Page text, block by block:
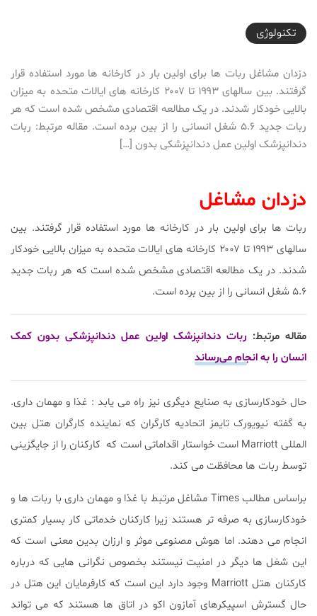
2018-09-27T11:19:28+03:30
تکنولوژی
دزدان مشاغل ربات ها برای اولین بار در کارخانه ها مورد استفاده قرار
گرفتند. بین سالهای ۱۹۹۳ تا ۲۰۰۷ کارخانه های ایالات متحده به میزان
بالایی خودکار شدند. در یک مطالعه اقتصادی مشخص شده است که هر
ربات جدید ۵.۶ شغل انسانی را از بین برده است. مقاله مرتبط: ربات
دندانپزشک اولین عمل دندانپزشکی بدون […]
دزدان مشاغل
ربات ها برای اولین بار در کارخانه ها مورد استفاده قرار گرفتند. بین
سالهای ۱۹۹۳ تا ۲۰۰۷ کارخانه های ایالات متحده به میزان بالایی خودکار
شدند. در یک مطالعه اقتصادی مشخص شده است که هر ربات جدید
۵.۶ شغل انسانی را از بین برده است.
مقاله مرتبط: ربات دندانپزشک اولین عمل دندانپزشکی بدون کمک
انسان را به انجام می‌رساند
حال خودکارسازی به صنایع دیگری نیز راه می یابد : غذا و مهمان داری.
به گفته نیویورک تایمز اتحادیه کارگران که نماینده کارگران هتل بین
المللیMarriott است خواستار اقداماتی است که کارکنان را از جایگزینی
توسط ربات ها محافظت می کند.
براساس مطالب Times مشاغل مرتبط با غذا و مهمان داری با ربات ها و
خودکارسازی به صرفه تر هستند زیرا کارکنان خدماتی کار بسیار کمتری
انجام می دهند. اما هوش مصنوعی موثر و ارزان بدین معنی است که
این شغل ها دیگر در امنیت نیستند بخصوص نگرانی هایی که درباره
کارکنان هتلMarriott وجود دارد این است که کارفرمایان این هتل در
حال گسترش اسپیکرهای آمازون اکو در اتاق ها هستند که می تواند